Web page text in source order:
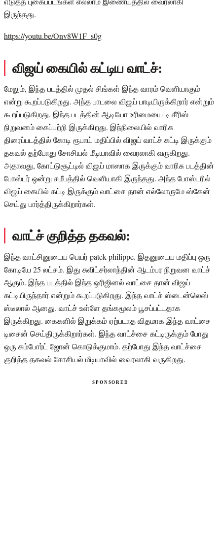
இருந்தது.
https://youtu.be/Onv8W1F_s0g
விஜய் கையில் கட்டிய வாட்ச்:
மேலும், இந்த படத்தில் முதல் சிங்கள் இந்த வாரம் வெளியாகும்
என்று கூறப்படுகிறது. அந்த பாடலை விஜய் பாடியிருக்கிறார் என்றும்
கூறப்படுகிறது. இந்த படத்தின் ஆடியோ உரிமையை டி சீரிஸ்
நிறுவனம் கைப்பற்றி இருக்கிறது. இந்நிலையில் வாரிசு
திரைப்படத்தில் கோடி ரூபாய் மதிப்பில் விஜய் வாட்ச் கட்டி இருக்கும்
தகவல் தற்போது சோசியல் மீடியாவில் வைரலாகி வருகிறது.
அதாவது, கோட்டுசூட்டில் விஜய் மாஸாக இருக்கும் வாரிசு படத்தின்
போஸ்டர் ஒன்று சமீபத்தில் வெளியாகி இருந்தது. அந்த போஸ்டரில்
விஜய் கையில் கட்டி இருக்கும் வாட்சை தான் எல்லோருமே ஸ்கேன்
செய்து பார்த்திருக்கிறார்கள்.
வாட்ச் குறித்த தகவல்:
இந்த வாட்சினுடைய பெயர் patek philippe. இதனுடைய மதிப்பு ஒரு
கோடியே 25 லட்சம். இது சுவிட்சர்லாந்தின் ஆடம்பர நிறுவன வாட்ச்
ஆகும். இந்த படத்தில் இந்த ஒரிஜினல் வாட்சை தான் விஜய்
கட்டியிருந்தார் என்றும் கூறப்படுகிறது. இந்த வாட்ச் ஸ்டைன்லெஸ்
ஸ்டீலால் ஆனது. வாட்ச் உள்ளே தங்கமூலம் பூசப்பட்டதாக
இருக்கிறது. கைகளில் இறுக்கம் ஏற்படாத விதமாக இந்த வாட்சை
டிசைன் செய்திருக்கிறார்கள். இந்த வாட்ச்சை கட்டிருக்கும் போது
ஒரு கம்போர்ட் ஜோன் கொடுக்குமாம். தற்போது இந்த வாட்ச்சை
குறித்த தகவல் சோசியல் மீடியாவில் வைரலாகி வருகிறது.